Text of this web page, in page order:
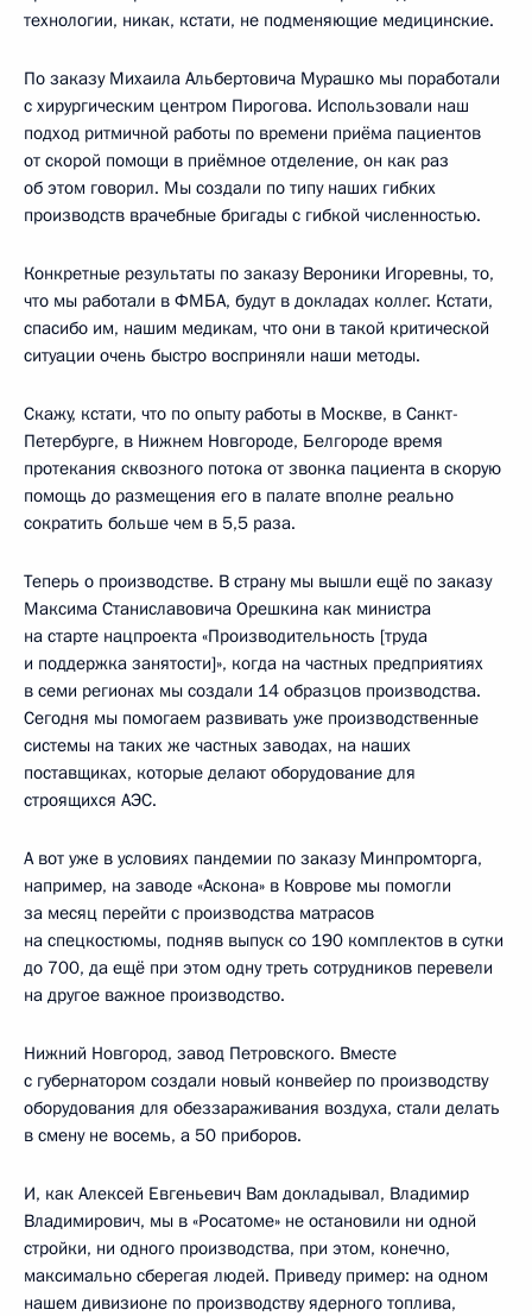
технологии, никак, кстати, не подменяющие медицинские.
По заказу Михаила Альбертовича Мурашко мы поработали
с хирургическим центром Пирогова. Использовали наш
подход ритмичной работы по времени приёма пациентов
от скорой помощи в приёмное отделение, он как раз
об этом говорил. Мы создали по типу наших гибких
производств врачебные бригады с гибкой численностью.
Конкретные результаты по заказу Вероники Игоревны, то,
что мы работали в ФМБА, будут в докладах коллег. Кстати,
спасибо им, нашим медикам, что они в такой критической
ситуации очень быстро восприняли наши методы.
Скажу, кстати, что по опыту работы в Москве, в Санкт-
Петербурге, в Нижнем Новгороде, Белгороде время
протекания сквозного потока от звонка пациента в скорую
помощь до размещения его в палате вполне реально
сократить больше чем в 5,5 раза.
Теперь о производстве. В страну мы вышли ещё по заказу
Максима Станиславовича Орешкина как министра
на старте нацпроекта «Производительность [труда
и поддержка занятости]», когда на частных предприятиях
в семи регионах мы создали 14 образцов производства.
Сегодня мы помогаем развивать уже производственные
системы на таких же частных заводах, на наших
поставщиках, которые делают оборудование для
строящихся АЭС.
А вот уже в условиях пандемии по заказу Минпромторга,
например, на заводе «Аскона» в Коврове мы помогли
за месяц перейти с производства матрасов
на спецкостюмы, подняв выпуск со 190 комплектов в сутки
до 700, да ещё при этом одну треть сотрудников перевели
на другое важное производство.
Нижний Новгород, завод Петровского. Вместе
с губернатором создали новый конвейер по производству
оборудования для обеззараживания воздуха, стали делать
в смену не восемь, а 50 приборов.
И, как Алексей Евгеньевич Вам докладывал, Владимир
Владимирович, мы в «Росатоме» не остановили ни одной
стройки, ни одного производства, при этом, конечно,
максимально сберегая людей. Приведу пример: на одном
нашем дивизионе по производству ядерного топлива,